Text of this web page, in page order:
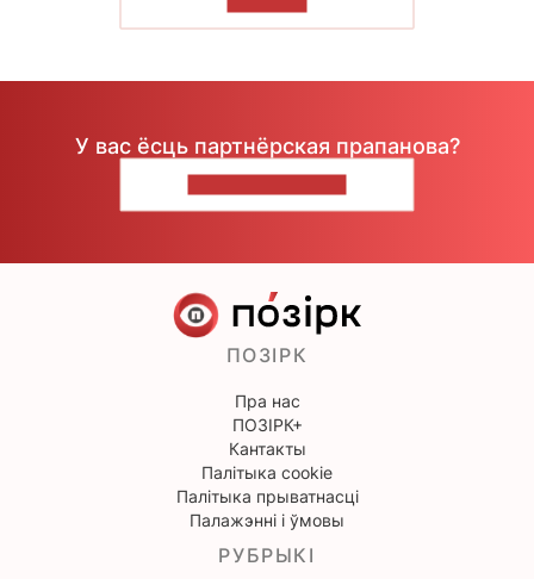
У вас ёсць партнёрская прапанова?
ПОЗІРК
Пра нас
ПОЗІРК+
Кантакты
Палітыка cookie
Палітыка прыватнасці
Палажэнні і ўмовы
РУБРЫКІ